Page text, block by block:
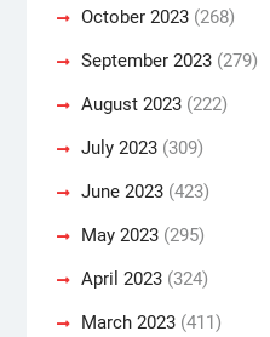
October 2023(268)
September 2023(279)
August 2023(222)
July 2023(309)
June 2023(423)
May 2023(295)
April 2023(324)
March 2023(411)